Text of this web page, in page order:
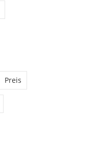
Preis